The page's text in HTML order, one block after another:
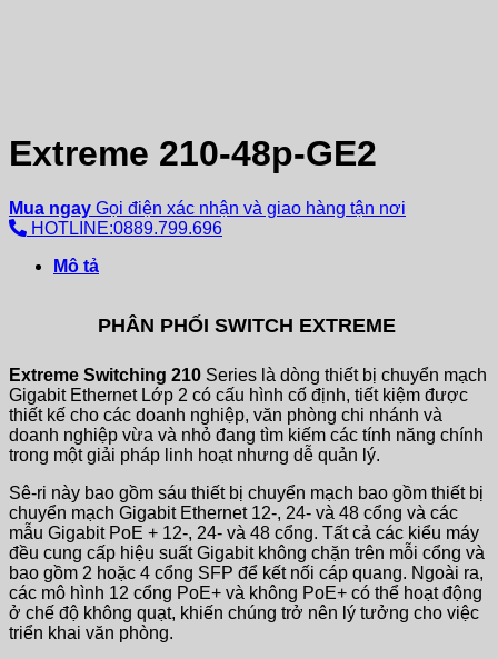
Extreme 210-48p-GE2
Mua ngay Gọi điện xác nhận và giao hàng tận nơi
HOTLINE:0889.799.696
Mô tả
PHÂN PHỐI SWITCH EXTREME
Extreme Switching 210 Series là dòng thiết bị chuyển mạch
Gigabit Ethernet Lớp 2 có cấu hình cố định, tiết kiệm được
thiết kế cho các doanh nghiệp, văn phòng chi nhánh và
doanh nghiệp vừa và nhỏ đang tìm kiếm các tính năng chính
trong một giải pháp linh hoạt nhưng dễ quản lý.
Sê-ri này bao gồm sáu thiết bị chuyển mạch bao gồm thiết bị
chuyển mạch Gigabit Ethernet 12-, 24- và 48 cổng và các
mẫu Gigabit PoE + 12-, 24- và 48 cổng. Tất cả các kiểu máy
đều cung cấp hiệu suất Gigabit không chặn trên mỗi cổng và
bao gồm 2 hoặc 4 cổng SFP để kết nối cáp quang. Ngoài ra,
các mô hình 12 cổng PoE+ và không PoE+ có thể hoạt động
ở chế độ không quạt, khiến chúng trở nên lý tưởng cho việc
triển khai văn phòng.